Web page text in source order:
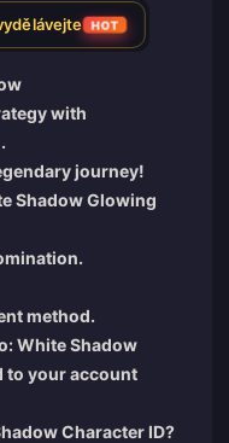
HOT
with
journey!
Shadow Glowing
method.
White Shadow
to your account
Character ID?